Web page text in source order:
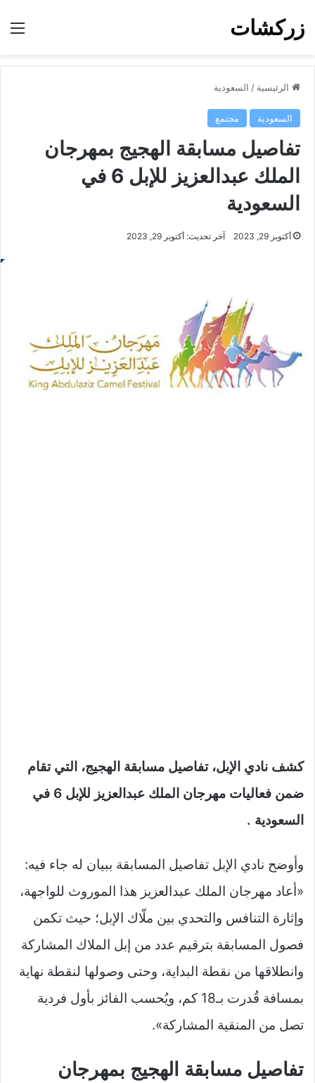
زركشات
الرئيسية / السعودية
السعودية مجتمع
تفاصيل مسابقة الهجيج بمهرجان
الملك عبدالعزيز للإبل 6 في
السعودية
أكتوبر 29, 2023 آخر تحديث: أكتوبر 29, 2023
كشف نادي الإبل، تفاصيل مسابقة الهجيج، التي تقام
ضمن فعاليات مهرجان الملك عبدالعزيز للإبل 6 في
السعودية .
وأوضح نادي الإبل تفاصيل المسابقة ببيان له جاء فيه:
«أعاد مهرجان الملك عبدالعزيز هذا الموروث للواجهة،
وإثارة التنافس والتحدي بين ملّاك الإبل؛ حيث تكمن
فصول المسابقة بترقيم عدد من إبل الملاك المشاركة
وانطلاقها من نقطة البداية، وحتى وصولها لنقطة نهاية
بمسافة قُدرت بـ18 كم، ويُحسب الفائز بأول فردية
تصل من المنقية المشاركة».
تفاصيل مسابقة الهجيج بمهرجان